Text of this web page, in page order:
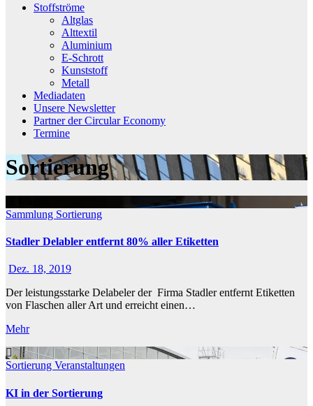
Stoffströme
Altglas
Alttextil
Aluminium
E-Schrott
Kunststoff
Metall
Mediadaten
Unsere Newsletter
Partner der Circular Economy
Termine
Sortierung
Sammlung Sortierung
Stadler Delabler entfernt 80% aller Etiketten
Dez. 18, 2019
Der leistungsstarke Delabeler der Firma Stadler entfernt Etiketten
von Flaschen aller Art und erreicht einen…
Mehr
Sortierung Veranstaltungen
KI in der Sortierung